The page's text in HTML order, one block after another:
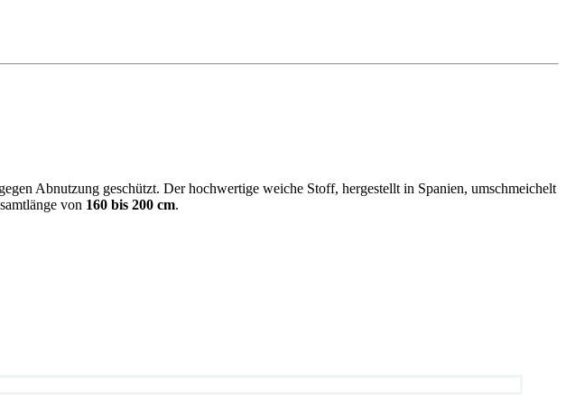
Abnutzung geschützt. Der hochwertige weiche Stoff, hergestellt in Spanien, umschmeichelt
von 160 bis 200 cm.